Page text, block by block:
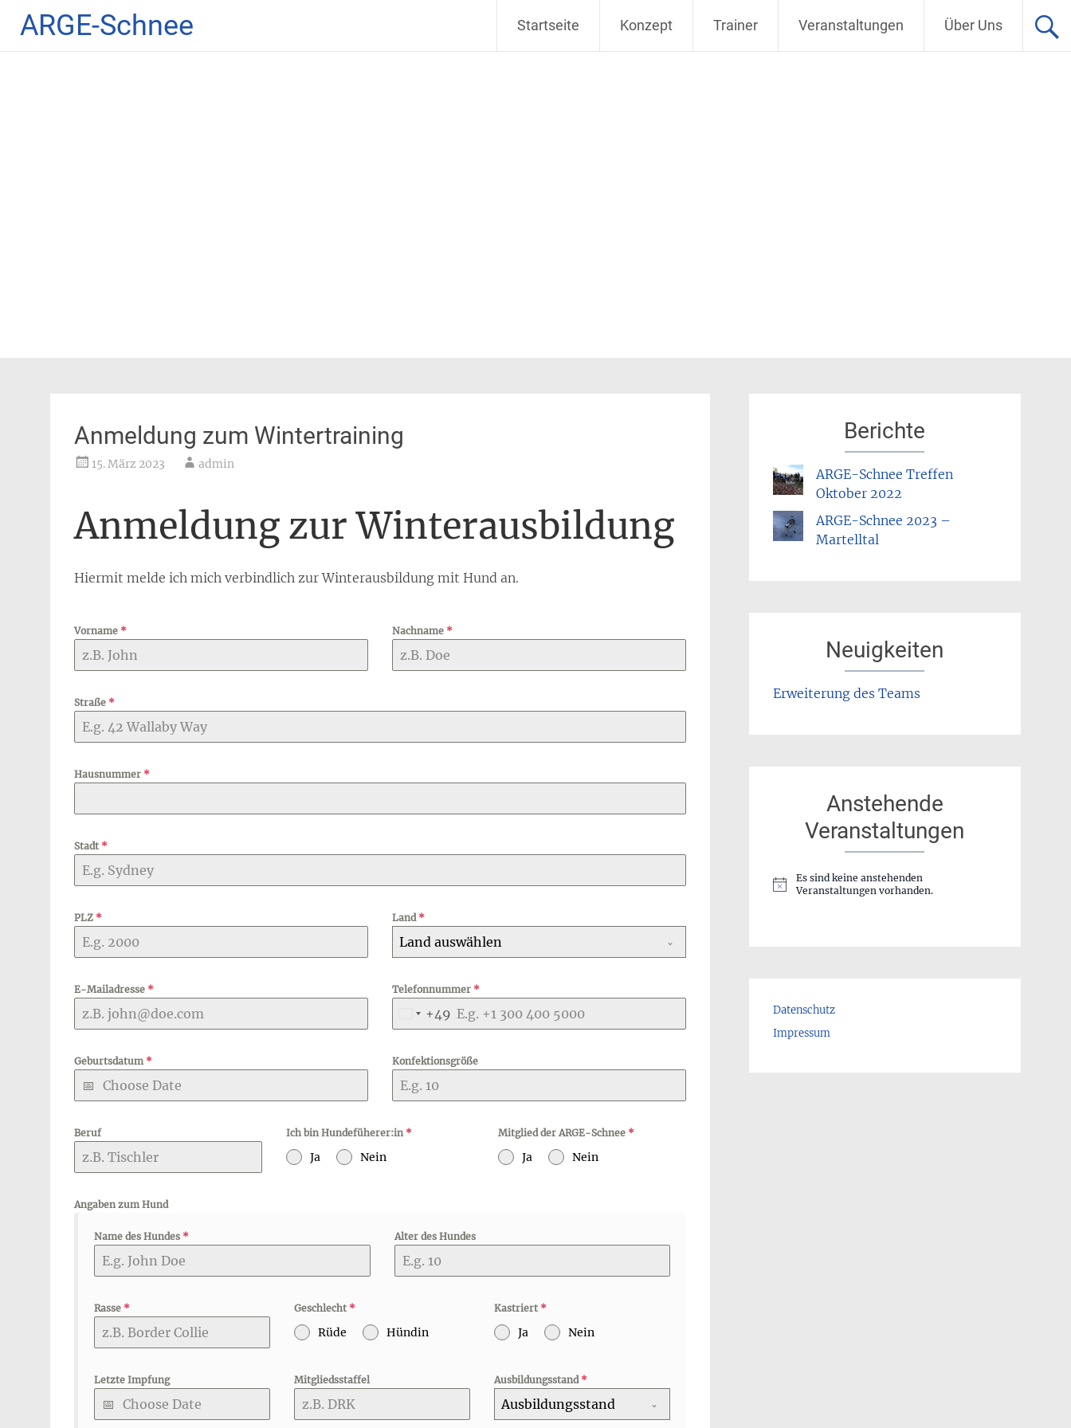
Inhalt
springen
ARGE-Schnee Startseite Konzept Trainer Veranstaltungen Über Uns
Anmeldung zum Wintertraining
15. März 2023 admin
Anmeldung zur Winterausbildung
Hiermit melde ich mich verbindlich zur Winterausbildung mit Hund an.
Vorname * Nachname *
Straße *
Hausnummer *
Stadt *
PLZ * Land *
Land auswählen
E-Mailadresse * Telefonnummer *
Germany
+49
Geburtsdatum * Konfektionsgröße
Beruf Ich bin Hundefüherer:in *
Ja Nein
Mitglied der ARGE-Schnee *
Ja Nein
Angaben zum Hund
Name des Hundes * Alter des Hundes
Rasse * Geschlecht *
Rüde Hündin
Kastriert *
Ja Nein
Letzte Impfung Mitgliedsstaffel Ausbildungsstand *
Ausbildungsstand
Berichte
ARGE-Schnee Treffen
Oktober 2022
ARGE-Schnee 2023 –
Martelltal
Neuigkeiten
Erweiterung des Teams
Anstehende
Veranstaltungen
Hinweis
Es sind keine anstehenden
Veranstaltungen vorhanden.
Datenschutz
Impressum